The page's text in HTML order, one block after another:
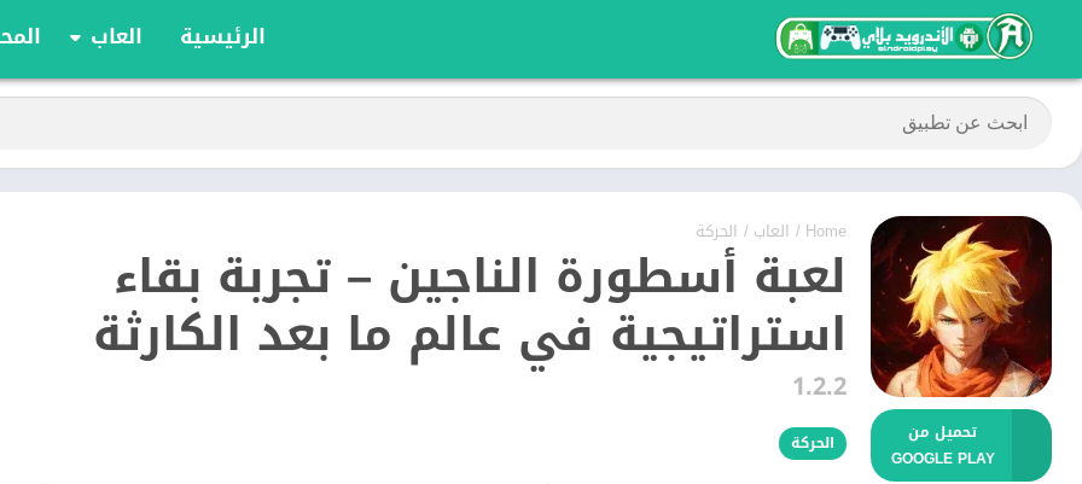
الرئيسية العاب
ألعاب الألواح
الألعاب
الرياضة
السباقات
تعليمية
الألغاز
Home
/ العاب / الحركة
لعبة أسطورة الناجين – تجربة بقاء
استراتيجية في عالم ما بعد الكارثة
1.2.2
الحركة
تحميل من
GOOGLE PLAY